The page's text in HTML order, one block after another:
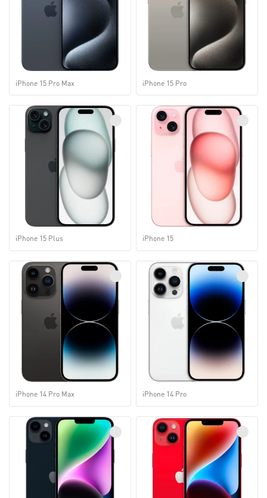
iPhone 15 Pro Max iPhone 15 Pro
iPhone 15 Plus iPhone 15
iPhone 14 Pro Max iPhone 14 Pro